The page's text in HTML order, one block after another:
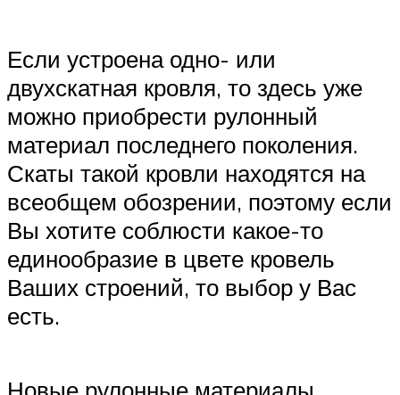
Если устроена одно- или
двухскатная кровля, то здесь уже
можно приобрести рулонный
материал последнего поколения.
Скаты такой кровли находятся на
всеобщем обозрении, поэтому если
Вы хотите соблюсти какое-то
единообразие в цвете кровель
Ваших строений, то выбор у Вас
есть.